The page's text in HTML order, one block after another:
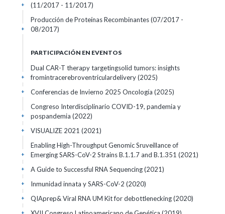
(11/2017 - 11/2017)
+
Producción de Proteínas Recombinantes(07/2017 -
08/2017)
+
PARTICIPACIÓN EN EVENTOS
Dual CAR-T therapy targetingsolid tumors: insights
fromintracerebroventriculardelivery(2025)
+
Conferencias de Invierno 2025 Oncología (2025)
+
Congreso Interdisciplinario COVID-19, pandemia y
pospandemia (2022)
+
VISUALIZE 2021 (2021)
+
Enabling High-Throughput Genomic Sruveillance of
Emerging SARS-CoV-2 Strains B.1.1.7 and B.1.351 (2021)
+
A Guide to Successful RNA Sequencing(2021)
+
Inmunidad innata y SARS-CoV-2 (2020)
+
QIAprep& Viral RNA UM Kit for debottlenecking(2020)
+
+